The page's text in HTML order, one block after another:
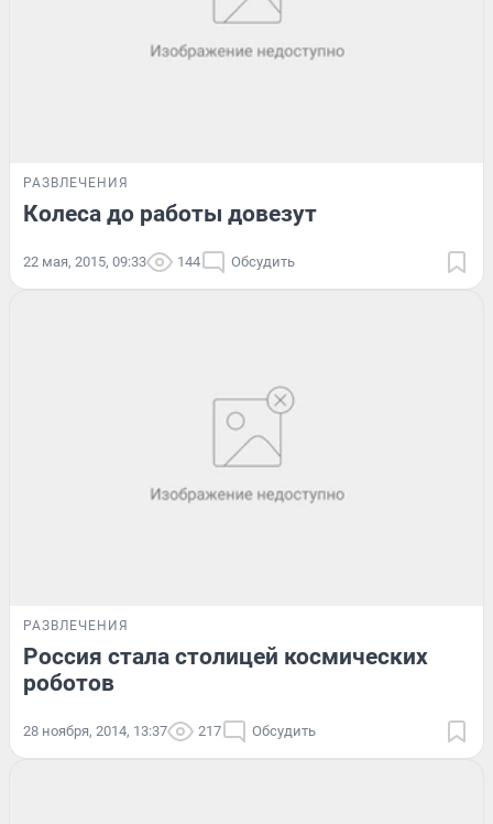
РАЗВЛЕЧЕНИЯ
Колеса до работы довезут
22 мая, 2015, 09:33 144 Обсудить
РАЗВЛЕЧЕНИЯ
Россия стала столицей космических
роботов
28 ноября, 2014, 13:37 217 Обсудить